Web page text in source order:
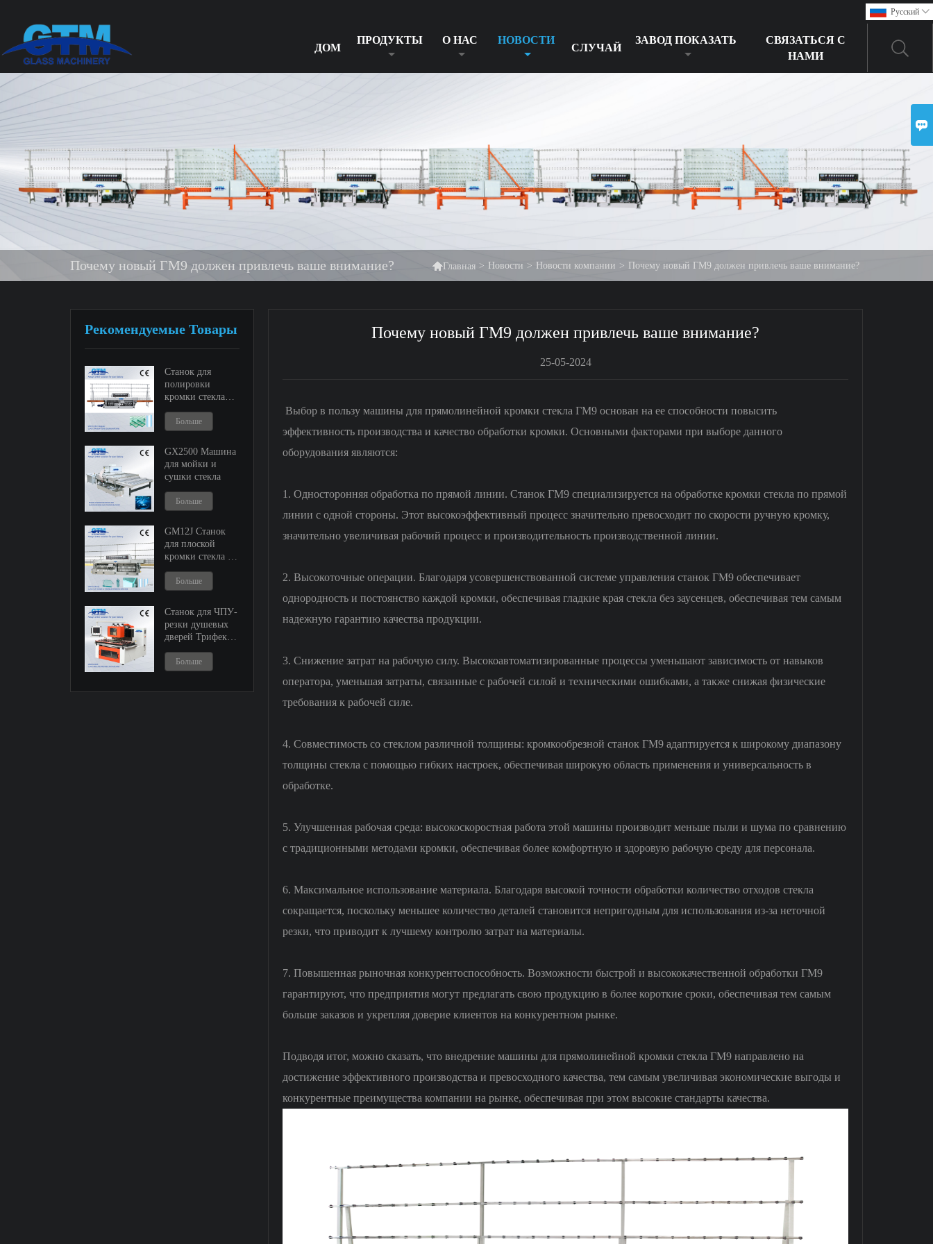
Pусский 
ДОМ
ПРОДУКТЫ О НАС НОВОСТИ
СЛУЧАЙ
ЗАВОД ПОКАЗАТЬ
СВЯЗАТЬСЯ С
НАМИ
Почему новый ГМ9 должен привлечь ваше внимание?  Главная > Новости > Новости компании > Почему новый ГМ9 должен привлечь ваше внимание?
Рекомендуемые Товары
Станок для
полировки
кромки стекла
ГМ9 и ГМ11
Больше
GX2500 Машина
для мойки и
сушки стекла
Больше
GM12J Станок
для плоской
кромки стекла и
регулируемый
кромкообрезной
станок
Больше
Станок для ЧПУ-
резки душевых
дверей Трифекта
Больше
Почему новый ГМ9 должен привлечь ваше внимание?
25-05-2024
Выбор в пользу машины для прямолинейной кромки стекла ГМ9 основан на ее способности повысить
эффективность производства и качество обработки кромки. Основными факторами при выборе данного
оборудования являются:
1. Односторонняя обработка по прямой линии. Станок ГМ9 специализируется на обработке кромки стекла по прямой
линии с одной стороны. Этот высокоэффективный процесс значительно превосходит по скорости ручную кромку,
значительно увеличивая рабочий процесс и производительность производственной линии.
2. Высокоточные операции. Благодаря усовершенствованной системе управления станок ГМ9 обеспечивает
однородность и постоянство каждой кромки, обеспечивая гладкие края стекла без заусенцев, обеспечивая тем самым
надежную гарантию качества продукции.
3. Снижение затрат на рабочую силу. Высокоавтоматизированные процессы уменьшают зависимость от навыков
оператора, уменьшая затраты, связанные с рабочей силой и техническими ошибками, а также снижая физические
требования к рабочей силе.
4. Совместимость со стеклом различной толщины: кромкообрезной станок ГМ9 адаптируется к широкому диапазону
толщины стекла с помощью гибких настроек, обеспечивая широкую область применения и универсальность в
обработке.
5. Улучшенная рабочая среда: высокоскоростная работа этой машины производит меньше пыли и шума по сравнению
с традиционными методами кромки, обеспечивая более комфортную и здоровую рабочую среду для персонала.
6. Максимальное использование материала. Благодаря высокой точности обработки количество отходов стекла
сокращается, поскольку меньшее количество деталей становится непригодным для использования из-за неточной
резки, что приводит к лучшему контролю затрат на материалы.
7. Повышенная рыночная конкурентоспособность. Возможности быстрой и высококачественной обработки ГМ9
гарантируют, что предприятия могут предлагать свою продукцию в более короткие сроки, обеспечивая тем самым
больше заказов и укрепляя доверие клиентов на конкурентном рынке.
Подводя итог, можно сказать, что внедрение машины для прямолинейной кромки стекла ГМ9 направлено на
достижение эффективного производства и превосходного качества, тем самым увеличивая экономические выгоды и
конкурентные преимущества компании на рынке, обеспечивая при этом высокие стандарты качества.
